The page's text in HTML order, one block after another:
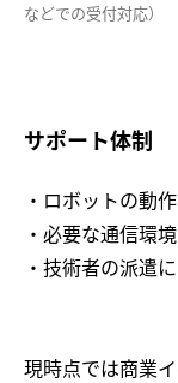
などでの受付対応）
サポート体制
・ロボットの動
・必要な通信環
・技術者の派遣
現時点では商業